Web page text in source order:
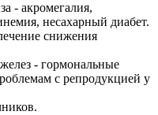
- акромегалия,
несахарный диабет.
снижения
- гормональные
с репродукцией у